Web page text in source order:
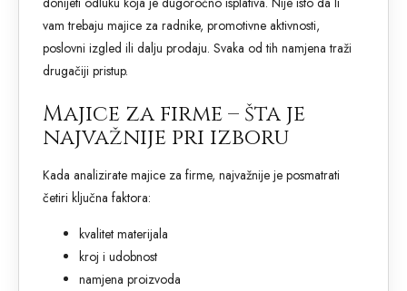
vam trebaju majice za radnike, promotivne aktivnosti,
poslovni izgled ili dalju prodaju. Svaka od tih namjena traži
drugačiji pristup.
Majice za firme – šta je
najvažnije pri izboru
Kada analizirate majice za firme, najvažnije je posmatrati
četiri ključna faktora:
kvalitet materijala
kroj i udobnost
namjena proizvoda